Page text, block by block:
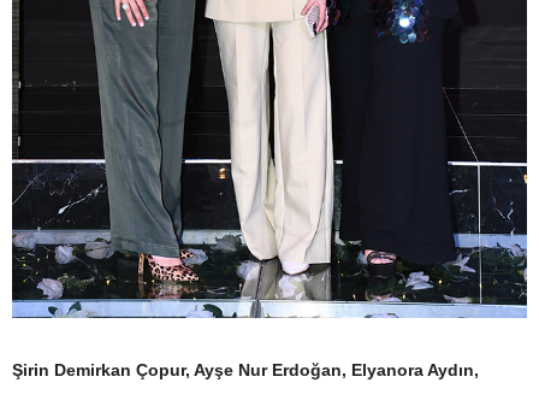
Şirin Demirkan Çopur, Ayşe Nur Erdoğan, Elyanora Aydın,